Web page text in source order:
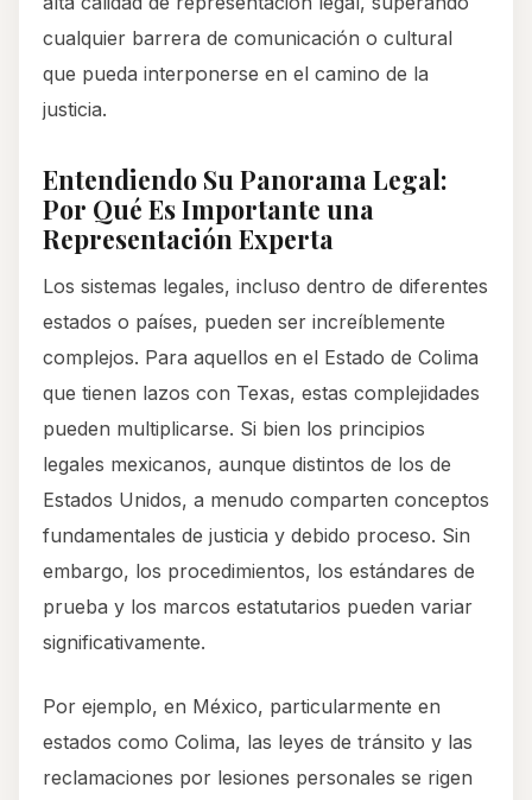
cualquier barrera de comunicación o cultural
que pueda interponerse en el camino de la
justicia.
Entendiendo Su Panorama Legal:
Por Qué Es Importante una
Representación Experta
Los sistemas legales, incluso dentro de diferentes
estados o países, pueden ser increíblemente
complejos. Para aquellos en el Estado de Colima
que tienen lazos con Texas, estas complejidades
pueden multiplicarse. Si bien los principios
legales mexicanos, aunque distintos de los de
Estados Unidos, a menudo comparten conceptos
fundamentales de justicia y debido proceso. Sin
embargo, los procedimientos, los estándares de
prueba y los marcos estatutarios pueden variar
significativamente.
Por ejemplo, en México, particularmente en
estados como Colima, las leyes de tránsito y las
reclamaciones por lesiones personales se rigen